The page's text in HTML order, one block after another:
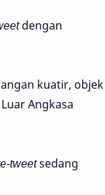
dengan
kuatir, objek
Angkasa
tweetsedang